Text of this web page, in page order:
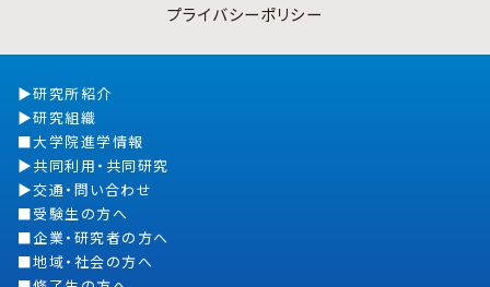
プライバシーポリシー
研究所紹介
研究組織
大学院進学情報
共同利用・共同研究
交通・問い合わせ
受験生の方へ
企業・研究者の方へ
地域・社会の方へ